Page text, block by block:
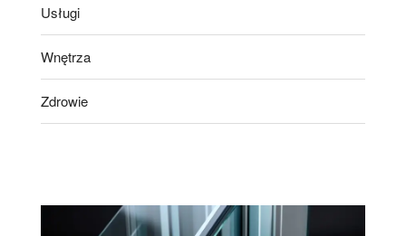
Usługi
Wnętrza
Zdrowie